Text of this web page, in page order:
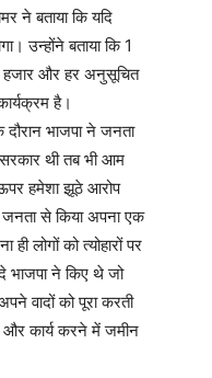
ने बताया कि यदि
उन्होंने बताया कि 1
हजार और हर अनुसूचित
है।
दौरान भाजपा ने जनता
सरकार थी तब भी आम
ऊपर हमेशा झूठे आरोप
जनता से किया अपना एक
लोगों को त्योहारों पर
भाजपा ने किए थे जो
वादों को पूरा करती
और कार्य करने में जमीन